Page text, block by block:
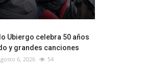
Ubiergo celebra 50 años
y grandes canciones
6, 2026 54